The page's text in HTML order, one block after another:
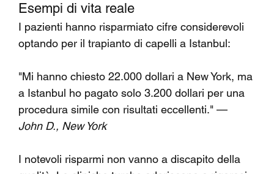
Esempi di vita reale
I pazienti hanno risparmiato cifre considerevoli
optando per il trapianto di capelli a Istanbul:
"Mi hanno chiesto 22.000 dollari a New York, ma
a Istanbul ho pagato solo 3.200 dollari per una
procedura simile con risultati eccellenti." —
John D., New York
I notevoli risparmi non vanno a discapito della